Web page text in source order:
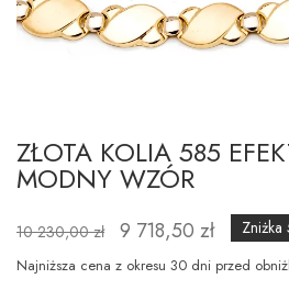
ZŁOTA KOLIA 585
MODNY WZÓR
10 230,00 zł 9 718,50 zł Zniżka
Najniższa cena z okresu 30 dni przed